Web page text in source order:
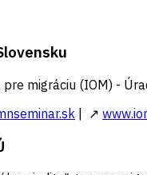
migráciu (IOM) -
| ↗